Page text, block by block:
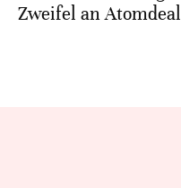
Zweifel an Atomdeal